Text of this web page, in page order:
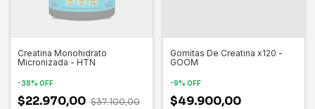
Creatina Monohidrato
Micronizada - HTN
-38% OFF
$22.970,00 $37.100,00
Gomitas De Creatina x120 -
GOOM
-9% OFF
$49.900,00